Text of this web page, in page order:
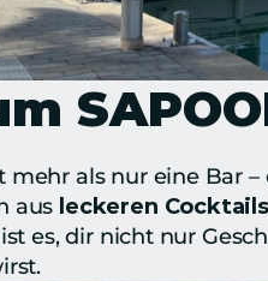
mehr als nur eine Bar
aus leckeren Cocktails
es, dir nicht nur